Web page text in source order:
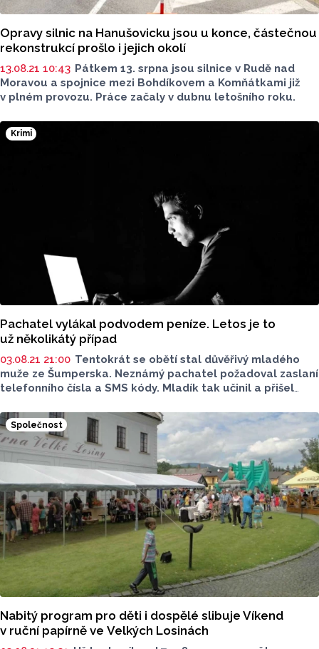
Opravy silnic na Hanušovicku jsou u konce, částečnou
rekonstrukcí prošlo i jejich okolí
13.08.21 10:43 Pátkem 13. srpna jsou silnice v Rudě nad
Moravou a spojnice mezi Bohdíkovem a Komňátkami již
v plném provozu. Práce začaly v dubnu letošního roku.
Krimi
Pachatel vylákal podvodem peníze. Letos je to
už několikátý případ
03.08.21 21:00 Tentokrát se obětí stal důvěřivý mladého
muže ze Šumperska. Neznámý pachatel požadoval zaslaní
telefonního čísla a SMS kódy. Mladík tak učinil a přišel
Společnost
Nabitý program pro děti i dospělé slibuje Víkend
v ruční papírně ve Velkých Losinách